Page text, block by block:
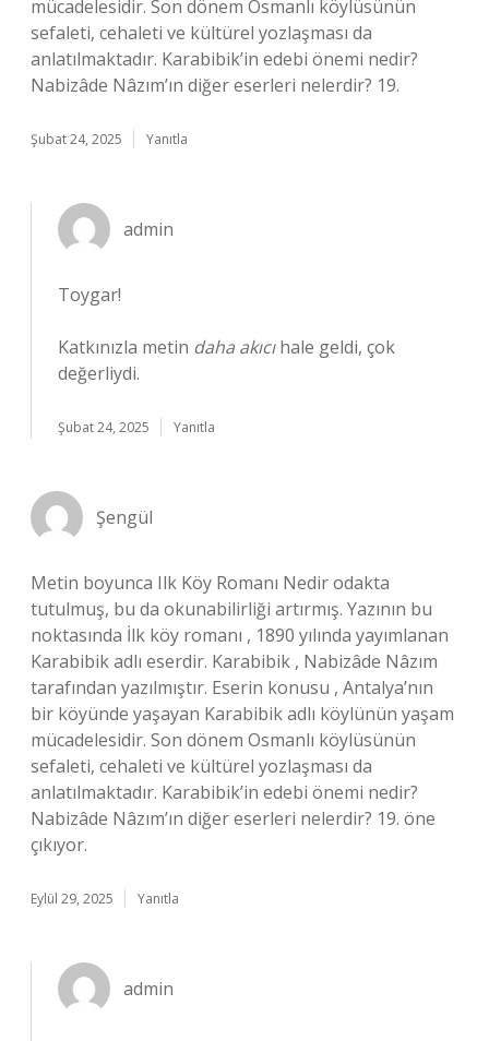
mücadelesidir. Son dönem Osmanlı köylüsünün
sefaleti, cehaleti ve kültürel yozlaşması da
anlatılmaktadır. Karabibik’in edebi önemi nedir?
Nabizâde Nâzım’ın diğer eserleri nelerdir? 19.
Şubat 24, 2025 Yanıtla
admin
Toygar!
Katkınızla metin daha akıcıhale geldi, çok
değerliydi.
Şubat 24, 2025 Yanıtla
Şengül
Metin boyunca Ilk Köy Romanı Nedir odakta
tutulmuş, bu da okunabilirliği artırmış. Yazının bu
noktasında İlk köy romanı , 1890 yılında yayımlanan
Karabibik adlı eserdir. Karabibik , Nabizâde Nâzım
tarafından yazılmıştır. Eserin konusu , Antalya’nın
bir köyünde yaşayan Karabibik adlı köylünün yaşam
mücadelesidir. Son dönem Osmanlı köylüsünün
sefaleti, cehaleti ve kültürel yozlaşması da
anlatılmaktadır. Karabibik’in edebi önemi nedir?
Nabizâde Nâzım’ın diğer eserleri nelerdir? 19. öne
çıkıyor.
Eylül 29, 2025 Yanıtla
admin